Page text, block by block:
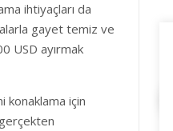
ihtiyaçları da
gayet temiz ve
USD ayırmak
konaklama için